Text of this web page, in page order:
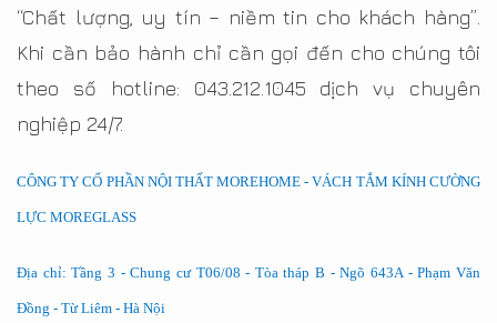
“Chất lượng, uy tín – niềm tin cho khách hàng”.
Khi cần bảo hành chỉ cần gọi đến cho chúng tôi
theo số hotline: 043.212.1045 dịch vụ chuyên
nghiệp 24/7.
CÔNG TY CỔ PHẦN NỘI THẤT MOREHOME - VÁCH TẮM KÍNH CƯỜNG
LỰC MOREGLASS
Địa chỉ: Tầng 3 - Chung cư T06/08 - Tòa tháp B - Ngõ 643A - Phạm Văn
Đồng - Từ Liêm - Hà Nội